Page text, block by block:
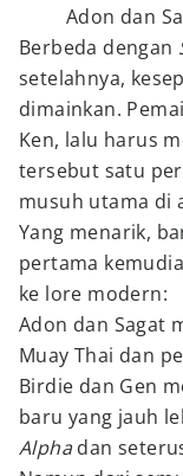
Adon dan
Berbeda dengan
setelahnya,
dimainkan.
Ken, lalu harus
tersebut satu
musuh utama di
Yang menarik,
pertama
ke lore modern:
Adon dan Sagat
Muay Thai dan
Birdie dan Gen
baru yang jauh
Alphadan